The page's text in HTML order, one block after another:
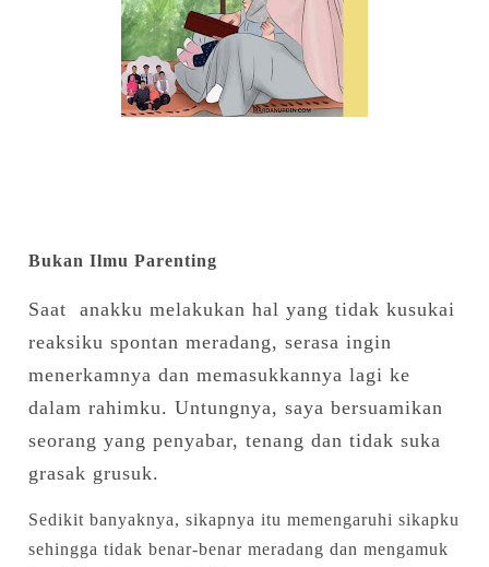
Bukan Ilmu Parenting
Saat anakku melakukan hal yang tidak kusukai
reaksiku spontan meradang, serasa ingin
menerkamnya dan memasukkannya lagi ke
dalam rahimku. Untungnya, saya bersuamikan
seorang yang penyabar, tenang dan tidak suka
grasak grusuk.
Sedikit banyaknya, sikapnya itu memengaruhi sikapku
sehingga tidak benar-benar meradang dan mengamuk